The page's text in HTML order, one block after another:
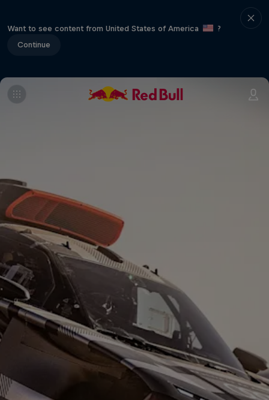
Want to see content from United States of America
?
Continue